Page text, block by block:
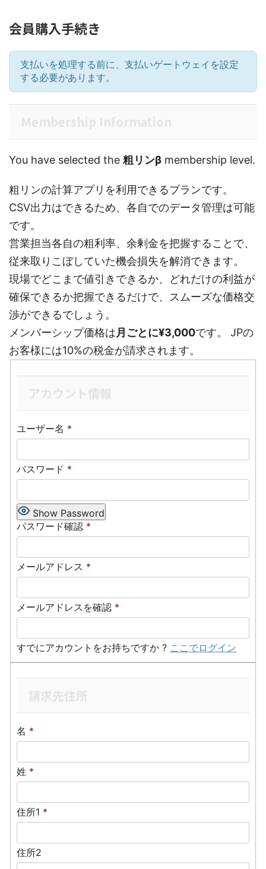
会員購入手続き
支払いを処理する前に、支払いゲートウェイを設定
する必要があります。
You have selected the 粗リンβ membership level.
粗リンの計算アプリを利用できるプランです。
CSV出力はできるため、各自でのデータ管理は可能
です。
営業担当各自の粗利率、余剰金を把握することで、
従来取りこぼしていた機会損失を解消できます。
現場でどこまで値引きできるか、どれだけの利益が
確保できるか把握できるだけで、スムーズな価格交
渉ができるでしょう。
メンバーシップ価格は月ごとに¥3,000です。 JPの
お客様には10%の税金が請求されます。
ユーザー名 *
パスワード *
Show Password
パスワード確認 *
メールアドレス *
メールアドレスを確認 *
すでにアカウントをお持ちですか ? ここでログイン
名 *
姓 *
住所1 *
住所2